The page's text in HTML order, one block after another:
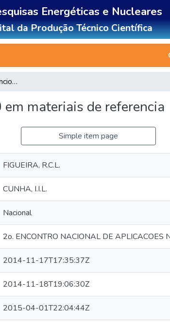
Energéticas e Nucleares
da Produção Técnico Científica
Determinacao de estroncio-90 em materiais de referencia
materiais de referencia
Simple item page
FIGUEIRA, R.C.L.
CUNHA, I.I.L.
Nacional
2o. ENCONTRO NACIONAL DE APLICACOES
2014-11-17T17:35:37Z
2014-11-18T19:06:30Z
2015-04-01T22:04:44Z